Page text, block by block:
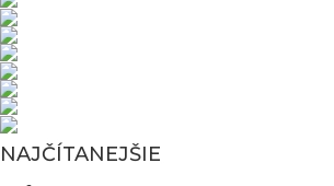
NAJČÍTANEJŠIE